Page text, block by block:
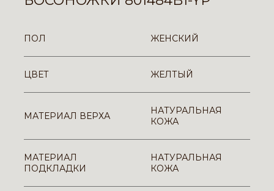
ПОЛ ЖЕНСКИЙ
ЦВЕТ ЖЕЛТЫЙ
МАТЕРИАЛ ВЕРХА
НАТУРАЛЬНАЯ
КОЖА
МАТЕРИАЛ
ПОДКЛАДКИ
НАТУРАЛЬНАЯ
КОЖА